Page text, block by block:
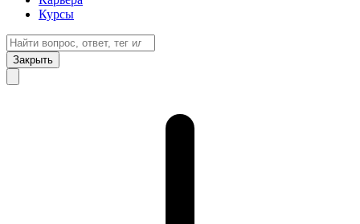
Курсы
Закрыть